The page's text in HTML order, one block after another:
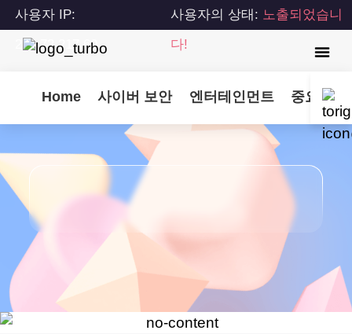
사용자 IP:
216.73.217.69
사용자의 상태: 노출되었습니
다!
Home 사이버 보안 엔터테인먼트 중요 업